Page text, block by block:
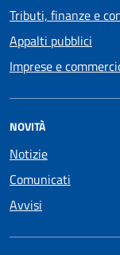
Tributi, finanze e
Appalti pubblici
Imprese e
NOVITÀ
Notizie
Comunicati
Avvisi